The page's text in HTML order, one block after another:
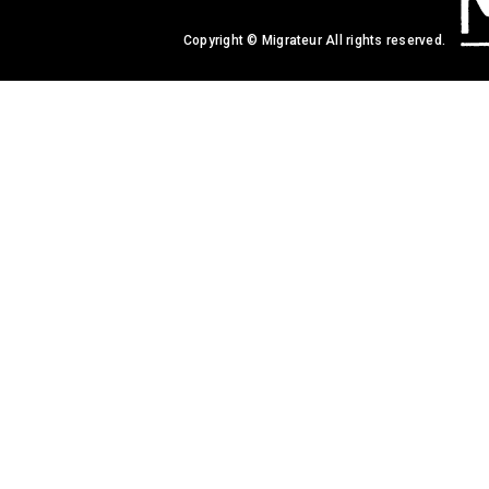
Copyright © Migrateur All rights reserved.